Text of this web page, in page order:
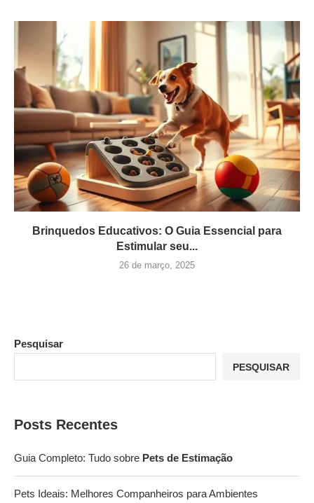
Brinquedos Educativos: O Guia Essencial para
Estimular seu...
26 de março, 2025
Pesquisar
PESQUISAR
Posts Recentes
Guia Completo: Tudo sobre Pets de Estimação
Pets Ideais: Melhores Companheiros para Ambientes